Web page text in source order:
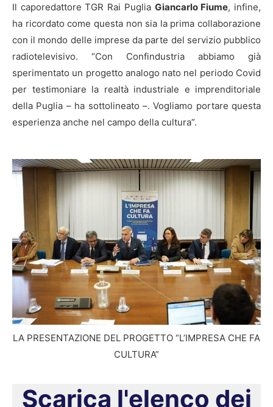
Il caporedattore TGR Rai Puglia Giancarlo Fiume, infine,
ha ricordato come questa non sia la prima collaborazione
con il mondo delle imprese da parte del servizio pubblico
radiotelevisivo. “Con Confindustria abbiamo già
sperimentato un progetto analogo nato nel periodo Covid
per testimoniare la realtà industriale e imprenditoriale
della Puglia – ha sottolineato –. Vogliamo portare questa
esperienza anche nel campo della cultura”.
LA PRESENTAZIONE DEL PROGETTO “L’IMPRESA CHE FA
CULTURA”
Scarica l'elenco dei